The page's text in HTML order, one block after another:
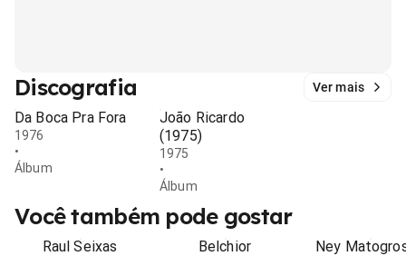
Discografia Ver mais
Da Boca Pra Fora
1976
•
Álbum
João Ricardo
(1975)
1975
•
Álbum
Você também pode gostar
Raul Seixas Belchior Ney